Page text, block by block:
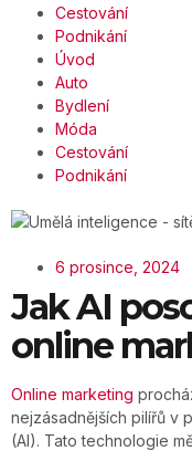
Cestování
Podnikání
Úvod
Auto
Bydlení
Móda
Cestování
Podnikání
6 prosince, 2024
Jak AI
online
Online marketing
nejzásadnějších pilířů v
(AI). Tato technologie